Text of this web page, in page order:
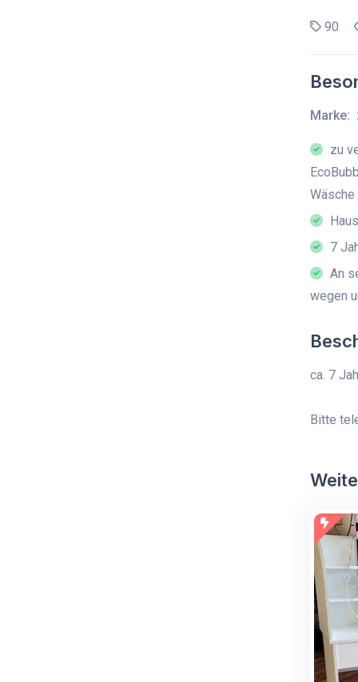
90
Marke:
zu
Wäsche
7
An
wegen
ca. 7
Bitte